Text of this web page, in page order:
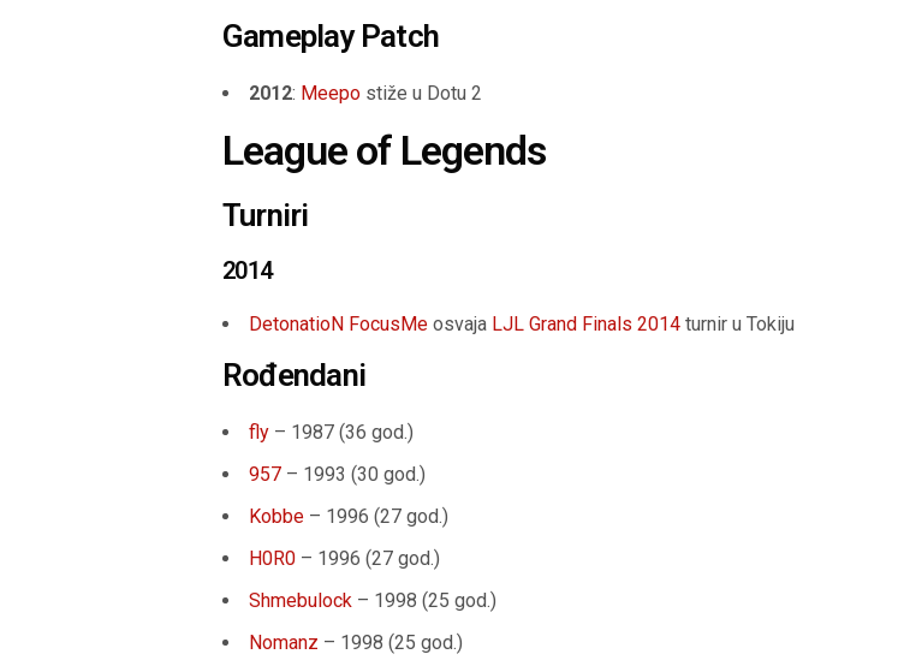
Gameplay Patch
2012: Meepo stiže u Dotu 2
League of Legends
Turniri
2014
DetonatioN FocusMe osvaja LJL Grand Finals 2014 turnir u Tokiju
Rođendani
fly – 1987 (36 god.)
957 – 1993 (30 god.)
Kobbe – 1996 (27 god.)
H0R0 – 1996 (27 god.)
Shmebulock – 1998 (25 god.)
Nomanz – 1998 (25 god.)